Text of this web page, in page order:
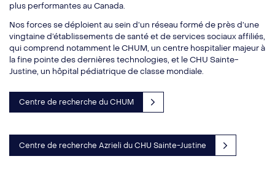
plus performantes au Canada.
Nos forces se déploient au sein d’un réseau formé de près d’une
vingtaine d’établissements de santé et de services sociaux affiliés,
qui comprend notamment le CHUM, un centre hospitalier majeur à
la fine pointe des dernières technologies, et le CHU Sainte-
Justine, un hôpital pédiatrique de classe mondiale.
Centre de recherche du CHUM
Centre de recherche Azrieli du CHU Sainte-Justine